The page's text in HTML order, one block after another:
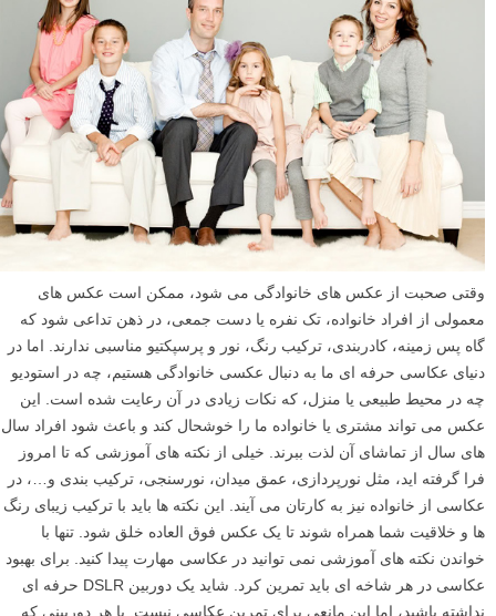
وقتی صحبت از عکس های خانوادگی می شود، ممکن است عکس های
معمولی از افراد خانواده، تک نفره یا دست جمعی، در ذهن تداعی شود که
گاه پس زمینه، کادربندی، ترکیب رنگ، نور و پرسپکتیو مناسبی ندارند. اما در
دنیای عکاسی حرفه ای ما به دنبال عکسی خانوادگی هستیم، چه در استودیو
چه در محیط طبیعی یا منزل، که نکات زیادی در آن رعایت شده است. این
عکس می تواند مشتری یا خانواده ما را خوشحال کند و باعث شود افراد سال
های سال از تماشای آن لذت ببرند. خیلی از نکته های آموزشی که تا امروز
فرا گرفته اید، مثل نورپردازی، عمق میدان، نورسنجی، ترکیب بندی و…، در
عکاسی از خانواده نیز به کارتان می آیند. این نکته ها باید با ترکیب زیبای رنگ
ها و خلاقیت شما همراه شوند تا یک عکس فوق العاده خلق شود. تنها با
خواندن نکته های آموزشی نمی توانید در عکاسی مهارت پیدا کنید. برای بهبود
عکاسی در هر شاخه ای باید تمرین کرد. شاید یک دوربین DSLR حرفه ای
نداشته باشید، اما این مانعی برای تمرین عکاسی نیست. با هر دوربینی که